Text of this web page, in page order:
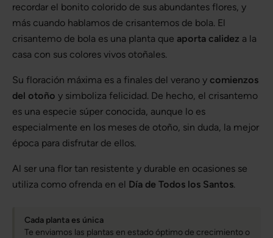
recordar el bonito colorido de sus abundantes flores, y
más cuando hablamos de crisantemos de bola. El
crisantemo de bola es una planta que aporta calidez a la
casa con sus colores vivos otoñales.
Su floración máxima es a finales del verano y comienzos
del otoño y simboliza felicidad. De hecho, el crisantemo
es una especie súper conocida, aunque lo es
especialmente en los meses de otoño, sin duda, la mejor
época para disfrutar de ellos.
Al ser una flor tan resistente y durable en ocasiones se
utiliza como ofrenda en el Día de Todos los Santos.
Cada planta es única
Te enviamos las plantas en estado óptimo de crecimiento o